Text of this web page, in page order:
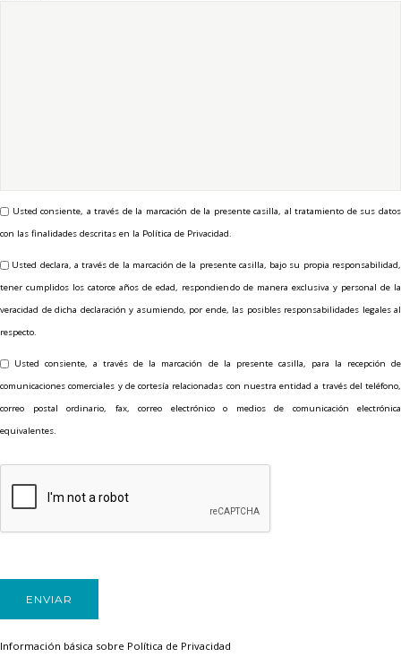
Usted consiente, a través de la marcación de la presente casilla, al tratamiento de sus datos
con las finalidades descritas en la Política de Privacidad.
Usted declara, a través de la marcación de la presente casilla, bajo su propia responsabilidad,
tener cumplidos los catorce años de edad, respondiendo de manera exclusiva y personal de la
veracidad de dicha declaración y asumiendo, por ende, las posibles responsabilidades legales al
respecto.
Usted consiente, a través de la marcación de la presente casilla, para la recepción de
comunicaciones comerciales y de cortesía relacionadas con nuestra entidad a través del teléfono,
correo postal ordinario, fax, correo electrónico o medios de comunicación electrónica
equivalentes.
Información básica sobre Política de Privacidad